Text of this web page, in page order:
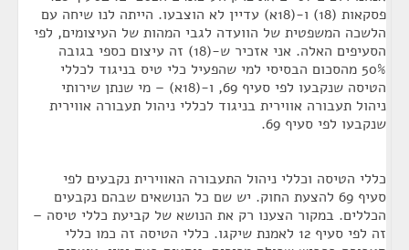
פסקאות (18) ו-(18א) עדיין לא הוצבעו. הייתה לנו שיחה עם
הלשכה המשפטית של הוועדה לגבי המהות של העיצומים, לפי
הסעיפים האלה. אני אזכיר ש-(18) זה עיצום כספי בגובה
50% מהסכום הבסיסי למי שהפעיל כלי טיס בניגוד לכללי
הטיסה שנקבעו לפי סעיף 69, ו-(18א) – מי שנתן שירותי
ניהול תעבורה אווירית בניגוד לכללי ניהול תעבורה אווירית
שנקבעו לפי סעיף 69.
כללי הטיסה וכללי ניהול התעבורה האווירית נקבעים לפי
סעיף 69 להצעת החוק. יש שם כל הנושאים שבהם נקבעים
הכללים. במקור הצענו רק את הנושא של קביעת כללי טיסה –
זה לפי סעיף 12 לאמנת שיקגו. כללי הטיסה זה כמו כללי